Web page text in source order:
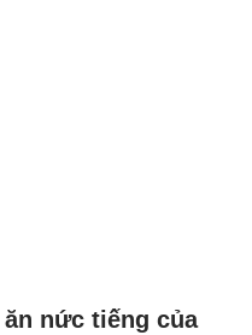
nức tiếng của